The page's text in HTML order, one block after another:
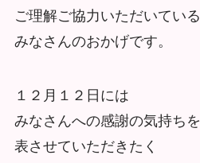
ご理解ご協力いただいている
みなさんのおかげです。
１２月１２日には
みなさんへの感謝の気持ちを
表させていただきたく